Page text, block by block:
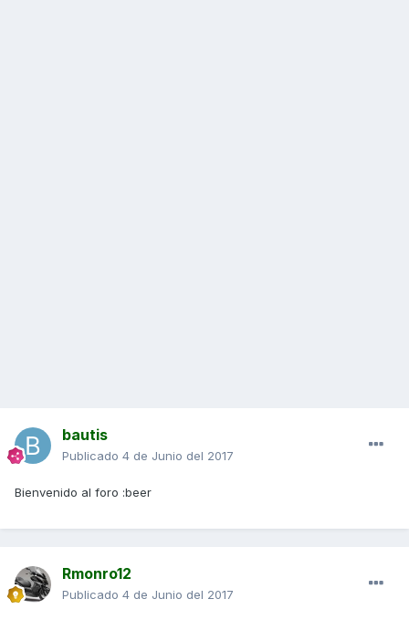
bautis
Publicado 4 de Junio del 2017
Bienvenido al foro :beer
Rmonro12
Publicado 4 de Junio del 2017